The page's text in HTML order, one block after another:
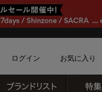
ログイン お気に入り